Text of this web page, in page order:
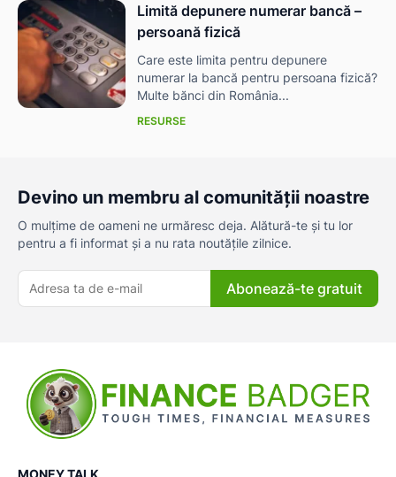
Limită depunere numerar bancă –
persoană fizică
Care este limita pentru depunere
numerar la bancă pentru persoana fizică?
Multe bănci din România...
RESURSE
Devino un membru al comunității noastre
O mulțime de oameni ne urmăresc deja. Alătură-te și tu lor
pentru a fi informat și a nu rata noutățile zilnice.
Abonează-te gratuit
MONEY TALK